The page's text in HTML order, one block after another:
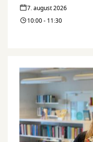
7. august 2026
10:00 - 11:30